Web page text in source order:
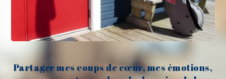
Partager mes coups de cœur, mes émotions,